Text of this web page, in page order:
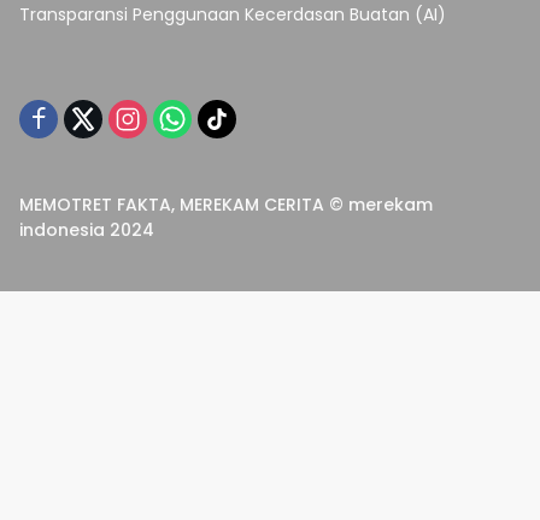
Transparansi Penggunaan Kecerdasan Buatan (AI)
MEMOTRET FAKTA, MEREKAM CERITA © merekam
indonesia 2024